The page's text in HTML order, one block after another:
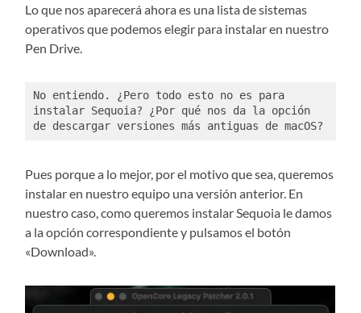
Lo que nos aparecerá ahora es una lista de sistemas
operativos que podemos elegir para instalar en nuestro
Pen Drive.
No entiendo. ¿Pero todo esto no es para
instalar Sequoia? ¿Por qué nos da la opción
de descargar versiones más antiguas de macOS?
Pues porque a lo mejor, por el motivo que sea, queremos
instalar en nuestro equipo una versión anterior. En
nuestro caso, como queremos instalar Sequoia le damos
a la opción correspondiente y pulsamos el botón
«Download».